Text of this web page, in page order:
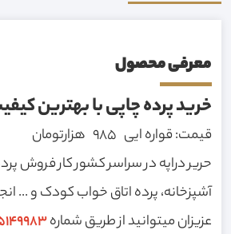
معرفی محصول
خرید پرده چاپی با بهترین
قیمت: قواره ایی 985 هزارتومان
حریر دراپه در سراسر کشور کار فروش
آشپزخانه، پرده اتاق خواب کودک و ...
عزیزان میتوانید از طریق شماره